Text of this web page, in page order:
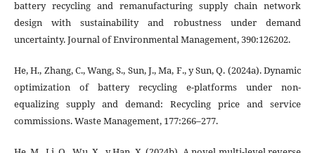
battery recycling and remanufacturing supply chain network
design with sustainability and robustness under demand
uncertainty. Journal of Environmental Management, 390:126202.
He, H., Zhang, C., Wang, S., Sun, J., Ma, F., y Sun, Q. (2024a). Dynamic
optimization of battery recycling e-platforms under non-
equalizing supply and demand: Recycling price and service
commissions. Waste Management, 177:266–277.